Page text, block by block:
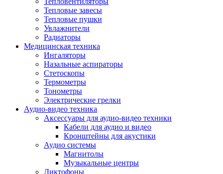
Фото и видеокамеры
Фотоаппараты
Зеркальные фотоаппараты
Экшн-камеры
Аксессуары для фото- видео техники
Штативы
Чехлы и сумки
Другое
Фоторамки
Аксессуары
Для воздухоочистителей и
Для вытяжек
Для климатической техники
Для кофейного оборудования
Тепловые завесы
Тепловые пушки
Увлажнители
Радиаторы
Медицинская техника
Ингаляторы
Назальные аспираторы
Стетоскопы
Термометры
Тонометры
Электрические грелки
Аудио-видео техника
Аксессуары для аудио-видео техники
Кабели для аудио и видео
Кронштейны для акустики
Аудио системы
Магнитолы
Музыкальные центры
Диктофоны